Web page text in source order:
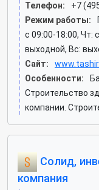
Телефон:
+7
Режим работы:
c 09:00-18:00, Чт:
выходной, Вс:
Сайт:
Особенности:
Строительство
компании.
Солид,
компания